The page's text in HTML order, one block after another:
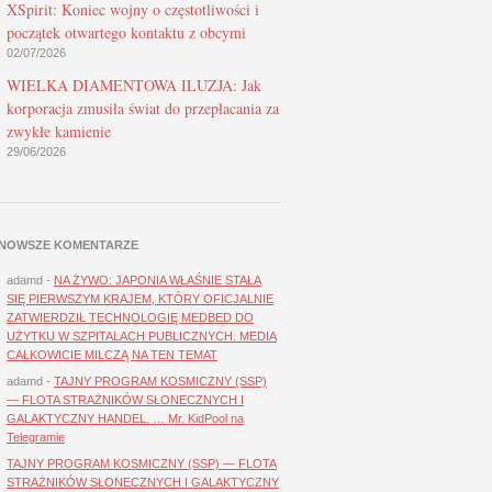
XSpirit: Koniec wojny o częstotliwości i
początek otwartego kontaktu z obcymi
02/07/2026
WIELKA DIAMENTOWA ILUZJA: Jak
korporacja zmusiła świat do przepłacania za
zwykłe kamienie
29/06/2026
KOMENTARZE
adamd - NA ŻYWO: JAPONIA WŁAŚNIE STAŁA
SIĘ PIERWSZYM KRAJEM, KTÓRY OFICJALNIE
ZATWIERDZIŁ TECHNOLOGIĘ MEDBED DO
UŻYTKU W SZPITALACH PUBLICZNYCH. MEDIA
CAŁKOWICIE MILCZĄ NA TEN TEMAT
adamd - TAJNY PROGRAM KOSMICZNY (SSP)
— FLOTA STRAŻNIKÓW SŁONECZNYCH I
GALAKTYCZNY HANDEL. … Mr. KidPool na
Telegramie
TAJNY PROGRAM KOSMICZNY (SSP) — FLOTA
STRAŻNIKÓW SŁONECZNYCH I GALAKTYCZNY